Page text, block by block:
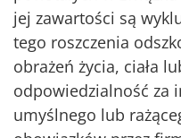
jej zawartości są
tego roszczenia
obrażeń życia, ciała
odpowiedzialność za
umyślnego lub